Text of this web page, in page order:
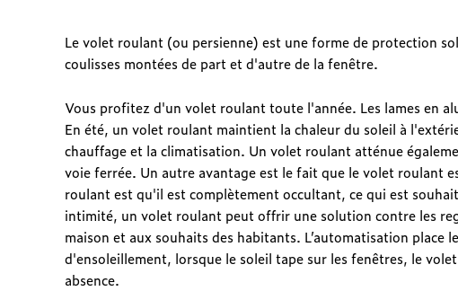
Le volet roulant (ou persienne) est une forme de protection
coulisses montées de part et d'autre de la fenêtre.
Vous profitez d'un volet roulant toute l'année. Les lames en
En été, un volet roulant maintient la chaleur du soleil à
chauffage et la climatisation. Un volet roulant atténue
voie ferrée. Un autre avantage est le fait que le volet
roulant est qu'il est complètement occultant, ce qui est
intimité, un volet roulant peut offrir une solution contre les
maison et aux souhaits des habitants. L’automatisation
d'ensoleillement, lorsque le soleil tape sur les fenêtres, le
absence.